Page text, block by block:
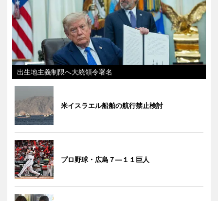
出生地主義制限へ大統領令署名
米イスラエル船舶の航行禁止検討
プロ野球・広島７―１１巨人